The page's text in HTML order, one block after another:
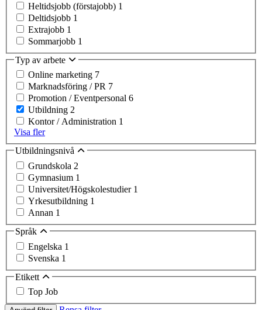
Heltidsjobb (förstajobb) 1
Deltidsjobb 1
Extrajobb 1
Sommarjobb 1
Typ av arbete
Online marketing 7
Marknadsföring / PR 7
Promotion / Eventpersonal 6
Utbildning 2
Kontor / Administration 1
Visa fler
Utbildningsnivå
Grundskola 2
Gymnasium 1
Universitet/Högskolestudier 1
Yrkesutbildning 1
Annan 1
Språk
Engelska 1
Svenska 1
Etikett
Top Job